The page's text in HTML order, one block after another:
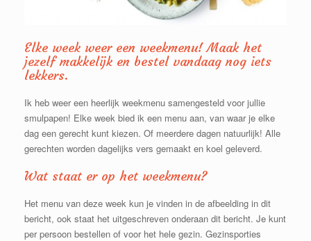
Elke week weer een weekmenu! Maak het
jezelf makkelijk en bestel vandaag nog iets
lekkers.
Ik heb weer een heerlijk weekmenu samengesteld voor jullie
smulpapen! Elke week bied ik een menu aan, van waar je elke
dag een gerecht kunt kiezen. Of meerdere dagen natuurlijk! Alle
gerechten worden dagelijks vers gemaakt en koel geleverd.
Wat staat er op het weekmenu?
Het menu van deze week kun je vinden in de afbeelding in dit
bericht, ook staat het uitgeschreven onderaan dit bericht. Je kunt
per persoon bestellen of voor het hele gezin. Gezinsporties